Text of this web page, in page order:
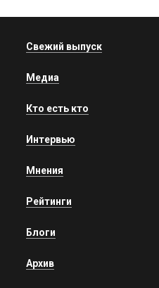
Свежий выпуск
Медиа
Кто есть кто
Интервью
Мнения
Рейтинги
Блоги
Архив